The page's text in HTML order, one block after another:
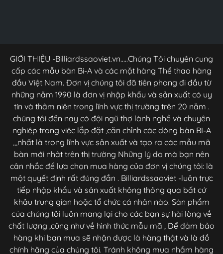
GIỚI THIỆU -Billiardssaoviet.vn.....Chúng Tôi chuyên cung
cấp các mẫu bàn Bi-A và các mặt hàng Thể thao hàng
đầu Việt Nam. Đơn vị chúng tôi đã tiên phong đi đầu từ
những năm 1990 là đơn vị nhập khẩu và sản xuất có uy
tín và thâm niên trong lĩnh vực thị trường trên 20 năm .
chúng tôi đến nay có đội ngũ thợ lành nghề và chuyên
nghiệp trong việc lắp đặt ,căn chỉnh các dòng bàn BI-A
,,,nhất là trong lĩnh vực sản xuất và tạo ra các mẫu mã
bàn mới nhât trên thị trường Những lý do mà bạn nên
cân nhắc để lựa chọn mua hàng của đơn vị chúng tôi: là
một quyết định rất đúng đắn . Billiardssaoviet -luôn trực
tiếp nhập khẩu và sản xuất không thông qua bất cứ
khâu trung gian hoặc tổ chức cá nhân nào. Sản phẩm
của chúng tôi luôn mang lại cho các bạn sự hài lòng về
chất lượng ,cũng như về hình thức mẫu mã , Để đảm bảo
hàng khi bạn mua sẽ nhận được là hàng thật và là đồ
chính hãng của chúng tôi. Tránh không mua nhầm hàng